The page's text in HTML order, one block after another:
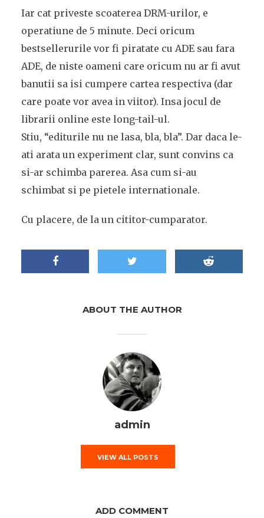
Iar cat priveste scoaterea DRM-urilor, e
operatiune de 5 minute. Deci oricum
bestsellerurile vor fi piratate cu ADE sau fara
ADE, de niste oameni care oricum nu ar fi avut
banutii sa isi cumpere cartea respectiva (dar
care poate vor avea in viitor). Insa jocul de
librarii online este long-tail-ul.
Stiu, “editurile nu ne lasa, bla, bla”. Dar daca le-
ati arata un experiment clar, sunt convins ca
si-ar schimba parerea. Asa cum si-au
schimbat si pe pietele internationale.
Cu placere, de la un cititor-cumparator.
ABOUT THE AUTHOR
admin
VIEW ALL POSTS
ADD COMMENT